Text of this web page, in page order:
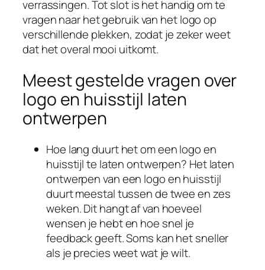
verrassingen. Tot slot is het handig om te
vragen naar het gebruik van het logo op
verschillende plekken, zodat je zeker weet
dat het overal mooi uitkomt.
Meest gestelde vragen over
logo en huisstijl laten
ontwerpen
Hoe lang duurt het om een logo en
huisstijl te laten ontwerpen? Het laten
ontwerpen van een logo en huisstijl
duurt meestal tussen de twee en zes
weken. Dit hangt af van hoeveel
wensen je hebt en hoe snel je
feedback geeft. Soms kan het sneller
als je precies weet wat je wilt.